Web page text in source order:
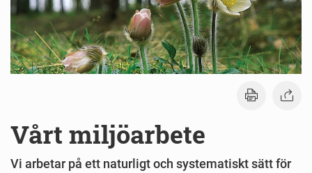
Vårt miljöarbete
Vi arbetar på ett naturligt och systematiskt sätt för